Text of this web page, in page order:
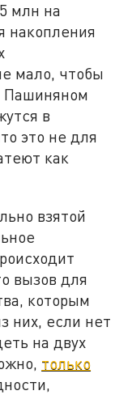
млн на
накопления
мало, чтобы
Пашиняном
в
это не для
как
взятой
вызов для
которым
них, если нет
на двух
только